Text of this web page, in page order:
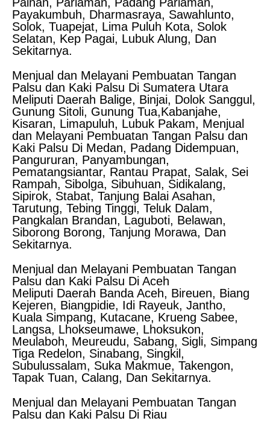
Painan, Pariaman, Padang Pariaman,
Payakumbuh, Dharmasraya, Sawahlunto,
Solok, Tuapejat, Lima Puluh Kota, Solok
Selatan, Kep Pagai, Lubuk Alung, Dan
Sekitarnya.
Menjual dan Melayani Pembuatan Tangan
Palsu dan Kaki Palsu Di Sumatera Utara
Meliputi Daerah Balige, Binjai, Dolok Sanggul,
Gunung Sitoli, Gunung Tua,Kabanjahe,
Kisaran, Limapuluh, Lubuk Pakam, Menjual
dan Melayani Pembuatan Tangan Palsu dan
Kaki Palsu Di Medan, Padang Didempuan,
Pangururan, Panyambungan,
Pematangsiantar, Rantau Prapat, Salak, Sei
Rampah, Sibolga, Sibuhuan, Sidikalang,
Sipirok, Stabat, Tanjung Balai Asahan,
Tarutung, Tebing Tinggi, Teluk Dalam,
Pangkalan Brandan, Laguboti, Belawan,
Siborong Borong, Tanjung Morawa, Dan
Sekitarnya.
Menjual dan Melayani Pembuatan Tangan
Palsu dan Kaki Palsu Di Aceh
Meliputi Daerah Banda Aceh, Bireuen, Biang
Kejeren, Biangpidie, Idi Rayeuk, Jantho,
Kuala Simpang, Kutacane, Krueng Sabee,
Langsa, Lhokseumawe, Lhoksukon,
Meulaboh, Meureudu, Sabang, Sigli, Simpang
Tiga Redelon, Sinabang, Singkil,
Subulussalam, Suka Makmue, Takengon,
Tapak Tuan, Calang, Dan Sekitarnya.
Menjual dan Melayani Pembuatan Tangan
Palsu dan Kaki Palsu Di Riau